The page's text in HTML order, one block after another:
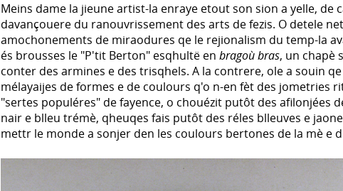
Meins dame la jieune artist-la enraye etout son sion a yelle, de
davançouere du ranouvrissement des arts de fezis. O detele
amochonements de miraodures qe le rejionalism du temp-la
és brousses le "P'tit Berton" esqhultë enbragoù bras, un chapè
conter des armines e des trisqhels. A la contrere, ole a souin
mélayaijes de formes e de coulours q'o n-en fèt des jometries
"sertes populéres" de fayence, o chouézit putôt des afilonjées
nair e blleu trémè, qheuqes fais putôt des réles blleuves e
mettr le monde a sonjer den les coulours bertones de la mè e